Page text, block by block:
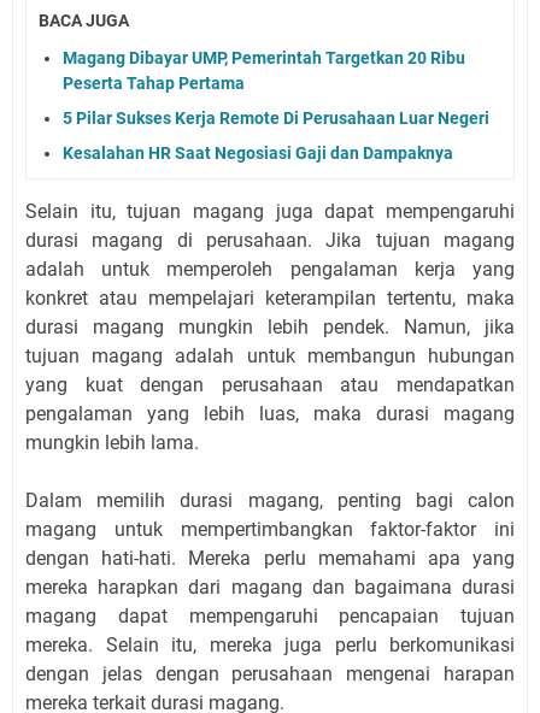
BACA JUGA
Magang Dibayar UMP, Pemerintah Targetkan 20 Ribu
Peserta Tahap Pertama
5 Pilar Sukses Kerja Remote Di Perusahaan Luar Negeri
Kesalahan HR Saat Negosiasi Gaji dan Dampaknya
Selain itu, tujuan magang juga dapat mempengaruhi
durasi magang di perusahaan. Jika tujuan magang
adalah untuk memperoleh pengalaman kerja yang
konkret atau mempelajari keterampilan tertentu, maka
durasi magang mungkin lebih pendek. Namun, jika
tujuan magang adalah untuk membangun hubungan
yang kuat dengan perusahaan atau mendapatkan
pengalaman yang lebih luas, maka durasi magang
mungkin lebih lama.
Dalam memilih durasi magang, penting bagi calon
magang untuk mempertimbangkan faktor-faktor ini
dengan hati-hati. Mereka perlu memahami apa yang
mereka harapkan dari magang dan bagaimana durasi
magang dapat mempengaruhi pencapaian tujuan
mereka. Selain itu, mereka juga perlu berkomunikasi
dengan jelas dengan perusahaan mengenai harapan
mereka terkait durasi magang.